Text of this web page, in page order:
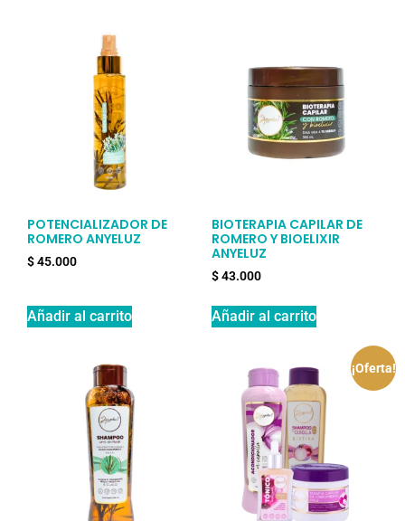
POTENCIALIZADOR DE
ROMERO ANYELUZ
$45.000
Añadir al carrito
BIOTERAPIA CAPILAR DE
ROMERO Y BIOELIXIR
ANYELUZ
$43.000
Añadir al carrito
¡Oferta!